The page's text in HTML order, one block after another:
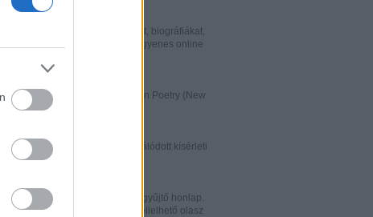
és kortárs olasz irodalmi műveket, biográfiákat,
és recenziókat bemutató, ingyenes online
- International Journal of Italian Poetry (New
- Roma)
irodalomoktatásra specializálódott kísérleti
italianisztikai folyóiratait egybegyűjtő honlap.
információt kínál a világban fellelhető olasz